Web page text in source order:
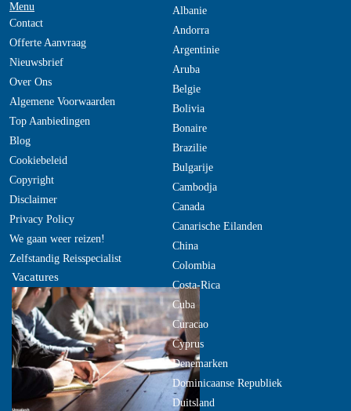
Menu
Contact
Offerte Aanvraag
Nieuwsbrief
Over Ons
Algemene Voorwaarden
Top Aanbiedingen
Blog
Cookiebeleid
Copyright
Disclaimer
Privacy Policy
We gaan weer reizen!
Zelfstandig Reisspecialist
Vacatures
Albanie
Andorra
Argentinie
Aruba
Belgie
Bolivia
Bonaire
Brazilie
Bulgarije
Cambodja
Canada
Canarische Eilanden
China
Colombia
Costa-Rica
Cuba
Curacao
Cyprus
Denemarken
Dominicaanse Republiek
Duitsland